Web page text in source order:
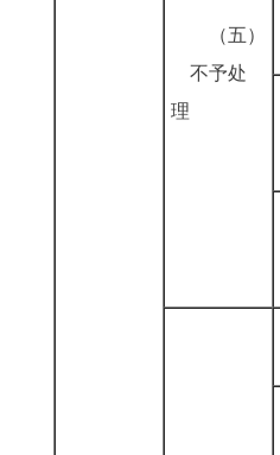
（五）
不予处
理